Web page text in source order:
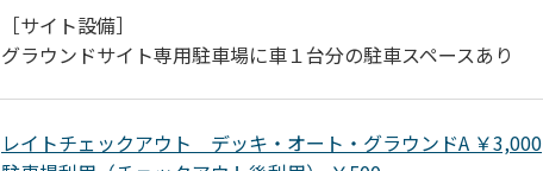
［サイト設備］
グラウンドサイト専用駐車場に車１台分の駐車スペースあり
レイトチェックアウト デッキ・オート・グラウンドA ￥3,000